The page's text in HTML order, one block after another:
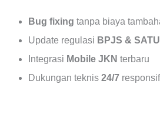
Bug fixing tanpa biaya
Update regulasi BPJS &
Integrasi Mobile JKN terbaru
Dukungan teknis 24/7 responsif